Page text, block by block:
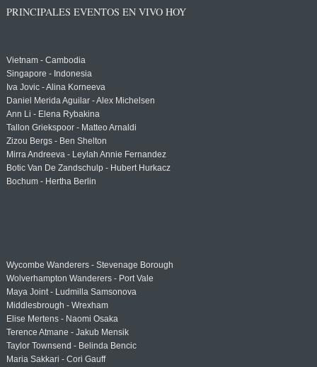
PRINCIPALES EVENTOS EN VIVO HOY
Vietnam - Cambodia
Singapore - Indonesia
Iva Jovic - Alina Korneeva
Daniel Merida Aguilar - Alex Michelsen
Ann Li - Elena Rybakina
Tallon Griekspoor - Matteo Arnaldi
Zizou Bergs - Ben Shelton
Mirra Andreeva - Leylah Annie Fernandez
Botic Van De Zandschulp - Hubert Hurkacz
Bochum - Hertha Berlin
Wycombe Wanderers - Stevenage Borough
Wolverhampton Wanderers - Port Vale
Maya Joint - Ludmilla Samsonova
Middlesbrough - Wrexham
Elise Mertens - Naomi Osaka
Terence Atmane - Jakub Mensik
Taylor Townsend - Belinda Bencic
Maria Sakkari - Cori Gauff